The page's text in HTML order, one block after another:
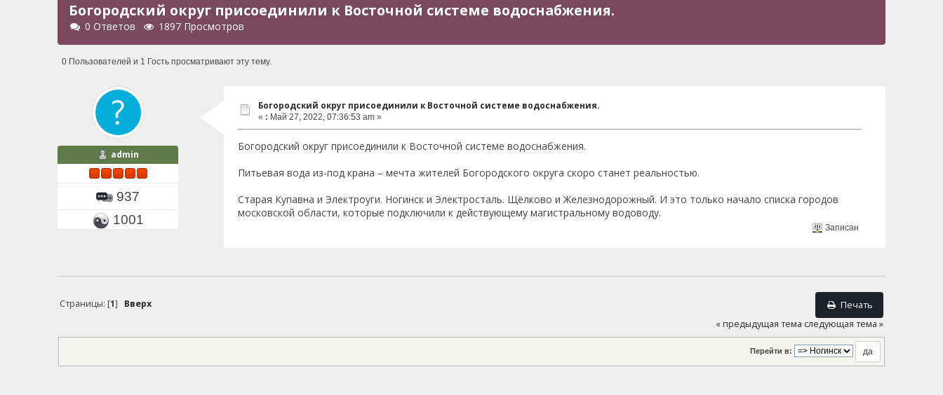
Богородский округ присоединили к Восточной системе водоснабжения.
0 Ответов 1897 Просмотров
0 Пользователей и 1 Гость просматривают эту тему.
admin
937
1001
Богородский округ присоединили к Восточной системе водоснабжения.
« : Май 27, 2022, 07:36:53 am »
Богородский округ присоединили к Восточной системе водоснабжения.
Питьевая вода из-под крана – мечта жителей Богородского округа скоро станет реальностью.
Старая Купавна и Электроуги. Ногинск и Электросталь. Щёлково и Железнодорожный. И это только начало списка городов
московской области, которые подключили к действующему магистральному водоводу.
Записан
Печать
Страницы: [1] Вверх
« предыдущая тема следующая тема »
Перейти в: